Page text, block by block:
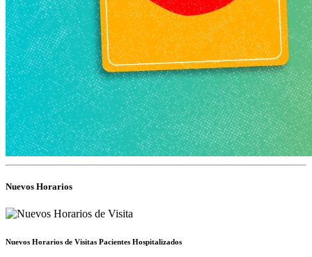
Nuevos Horarios
Nuevos Horarios de Visitas Pacientes Hospitalizados